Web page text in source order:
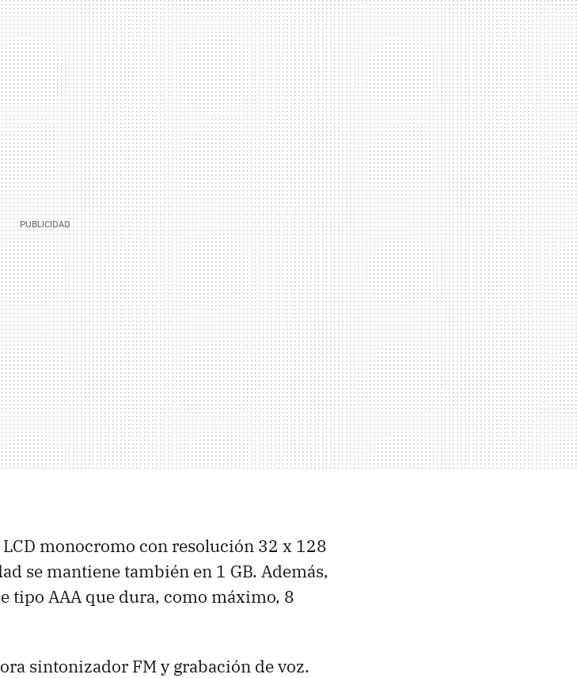
monocromo con resolución 32 x 128
se mantiene también en 1 GB. Además,
tipo AAA que dura, como máximo, 8
sintonizador FM y grabación de voz.